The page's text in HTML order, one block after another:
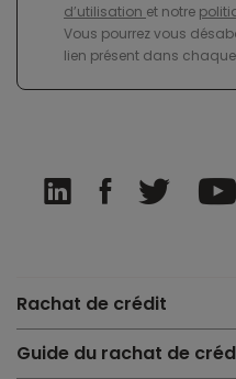
d’utilisation et notre
Vous pourrez vous
lien présent dans
Rachat de crédit
Guide du rachat de